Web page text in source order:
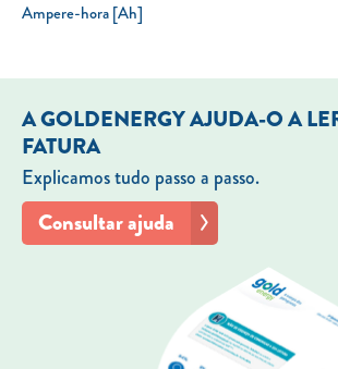
Ampere-hora [Ah]
A GOLDENERGY AJUDA-O A
FATURA
Explicamos tudo passo a passo.
Consultar ajuda